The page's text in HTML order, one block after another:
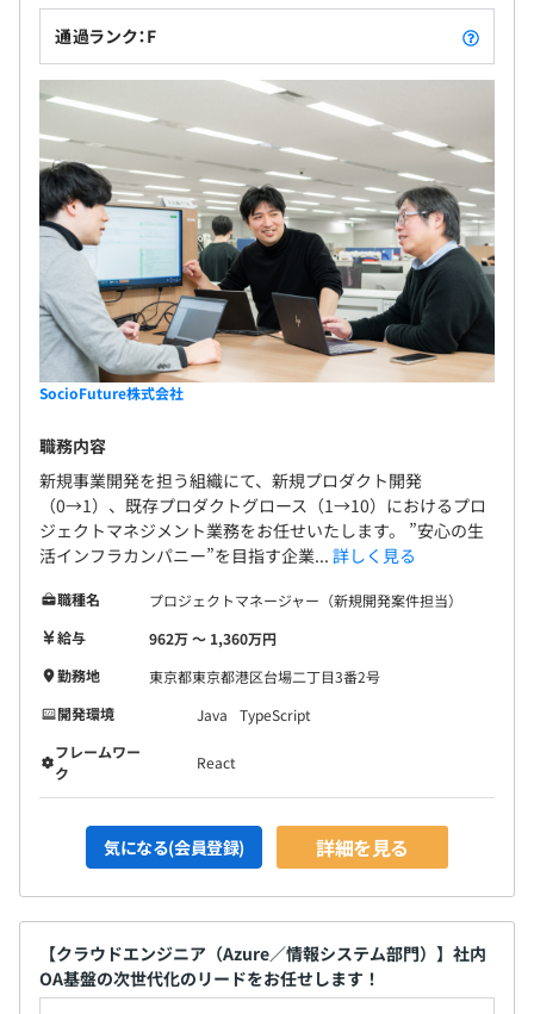
通過ランク：F
SocioFuture株式会社
職務内容
新規事業開発を担う組織にて、新規プロダクト開発
（0→1）、既存プロダクトグロース（1→10）におけるプロ
ジェクトマネジメント業務をお任せいたします。 ”安心の生
活インフラカンパニー”を目指す企業... 詳しく見る
職種名
プロジェクトマネージャー（新規開発案件担当）
給与
962万 〜 1,360万円
勤務地
東京都東京都港区台場二丁目3番2号
開発環境
Java
TypeScript
フレームワー
ク
React
気になる(会員登録) 詳細を見る
【クラウドエンジニア（Azure／情報システム部門）】社内
OA基盤の次世代化のリードをお任せします！